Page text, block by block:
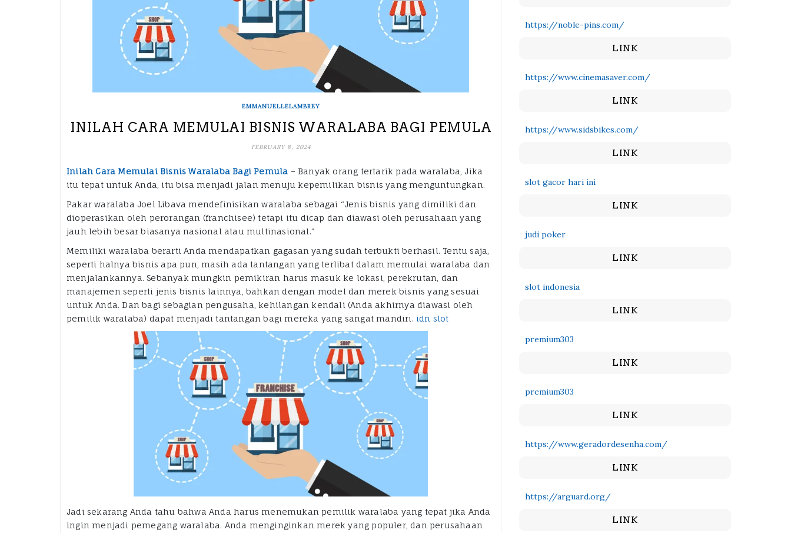
EMMANUELLELAMBREY
INILAH CARA MEMULAI BISNIS WARALABA BAGI PEMULA
FEBRUARY 8, 2024
Inilah Cara Memulai Bisnis Waralaba Bagi Pemula – Banyak orang tertarik pada waralaba, Jika
itu tepat untuk Anda, itu bisa menjadi jalan menuju kepemilikan bisnis yang menguntungkan.
Pakar waralaba Joel Libava mendefinisikan waralaba sebagai “Jenis bisnis yang dimiliki dan
dioperasikan oleh perorangan (franchisee) tetapi itu dicap dan diawasi oleh perusahaan yang
jauh lebih besar biasanya nasional atau multinasional.”
Memiliki waralaba berarti Anda mendapatkan gagasan yang sudah terbukti berhasil. Tentu saja,
seperti halnya bisnis apa pun, masih ada tantangan yang terlibat dalam memulai waralaba dan
menjalankannya. Sebanyak mungkin pemikiran harus masuk ke lokasi, perekrutan, dan
manajemen seperti jenis bisnis lainnya, bahkan dengan model dan merek bisnis yang sesuai
untuk Anda. Dan bagi sebagian pengusaha, kehilangan kendali (Anda akhirnya diawasi oleh
pemilik waralaba) dapat menjadi tantangan bagi mereka yang sangat mandiri. idn slot
Jadi sekarang Anda tahu bahwa Anda harus menemukan pemilik waralaba yang tepat jika Anda
ingin menjadi pemegang waralaba. Anda menginginkan merek yang populer, dan perusahaan
https://noble-pins.com/
LINK
https://www.cinemasaver.com/
LINK
https://www.sidsbikes.com/
LINK
slot gacor hari ini
LINK
judi poker
LINK
slot indonesia
LINK
premium303
LINK
premium303
LINK
https://www.geradordesenha.com/
LINK
https://arguard.org/
LINK